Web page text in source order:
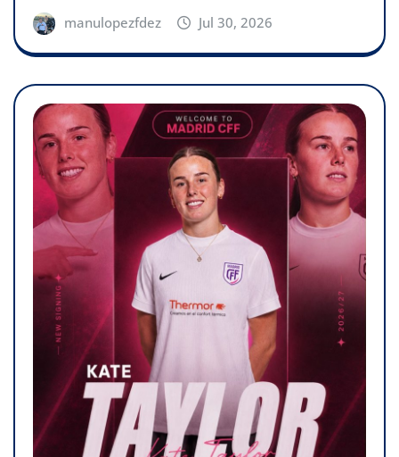
manulopezfdez Jul 30, 2026